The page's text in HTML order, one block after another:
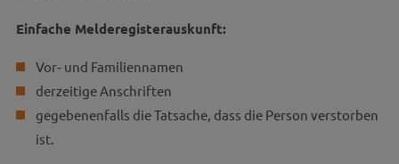
Einfache Melderegisterauskunft:
Vor‐ und Familiennamen
derzeitige Anschriften
gegebenenfalls die Tatsache, dass die Person verstorben
ist.